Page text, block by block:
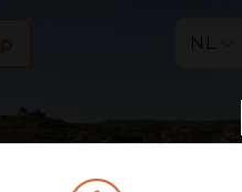
NL